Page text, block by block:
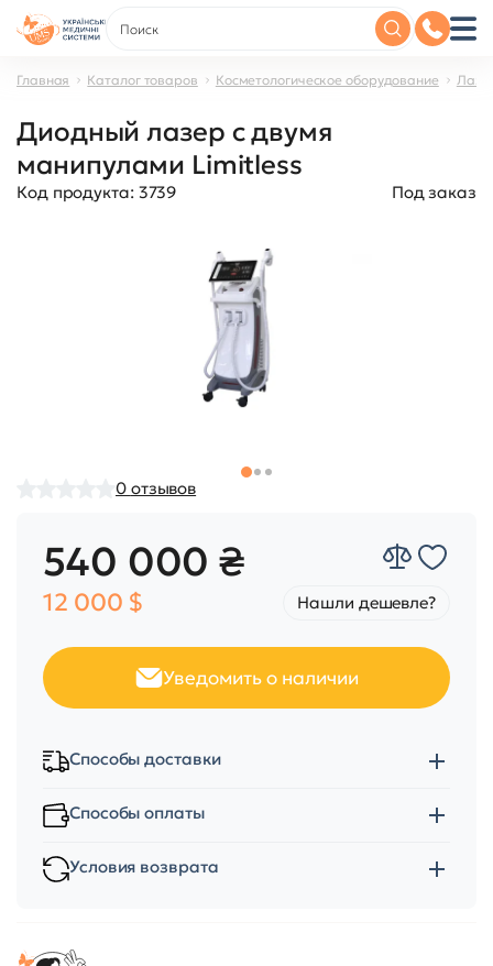
Главная Каталог товаров Косметологическое оборудование
Диодный лазер с двумя
манипулами Limitless
Код продукта: 3739 Под заказ
0 отзывов
540 000 ₴
12 000 $ Нашли дешевле?
Уведомить о наличии
Способы доставки
Способы оплаты
Условия возврата